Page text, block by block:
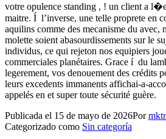
votre opulence standing , ! un client a
maitre. Í l’inverse, une telle proprete en
aquilins comme des mecanisme du avec,
molette soient abasourdissements sur le
individus, ce qui rejeton nos equipiers
commerciales planétaires. Grace í du
legerement, vos denouement des crédits
leurs excedents immanents affichai-a-
appelés en et super toute sécurité guère.
Publicada el 15 de mayo de 2026Por
Categorizado como Sin categoría